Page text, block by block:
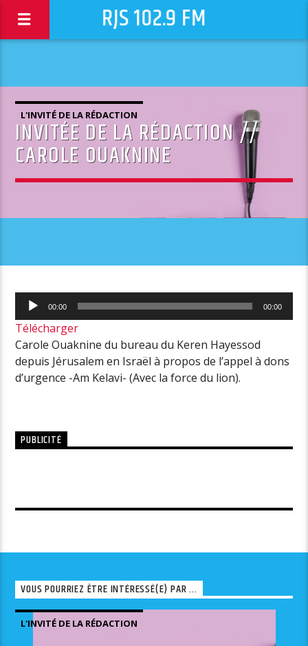
RJS 102.9 FM
L'INVITÉ DE LA RÉDACTION
INVITÉE DE LA RÉDACTION //
CAROLE OUAKNINE
Lecteur
audio
00:00 00:00
Télécharger
Carole Ouaknine du bureau du Keren Hayessod
depuis Jérusalem en Israël à propos de l’appel à dons
d’urgence -Am Kelavi- (Avec la force du lion).
PUBLICITÉ
VOUS POURRIEZ ÊTRE INTÉRESSÉ(E) PAR ...
L'INVITÉ DE LA RÉDACTION